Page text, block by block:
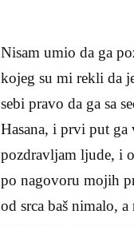
Nisam umio da ga
kojeg su mi rekli da
sebi pravo da ga sa
Hasana, i prvi put
pozdravljam ljude, i
po nagovoru mojih
od srca baš nimalo,